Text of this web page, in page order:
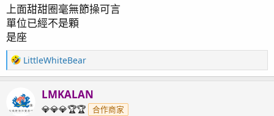
：
上面甜甜圈毫無節操可言
單位已經不是顆
是座
R
e
c
t
LittleWhiteBear
LMKALAN
💎💎💎🏆🏆 合作商家